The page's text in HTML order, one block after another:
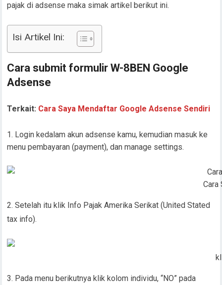
pajak di adsense maka simak artikel berikut ini.
Isi Artikel Ini:
Cara submit formulir W-8BEN Google
Adsense
Terkait: Cara Saya Mendaftar Google Adsense Sendiri
Login kedalam akun adsense kamu, kemudian masuk ke
menu pembayaran (payment), dan manage settings.
Cara
2. Setelah itu klik Info Pajak Amerika Serikat (United Stated
tax info).
3. Pada menu berikutnya klik kolom individu, “NO” pada